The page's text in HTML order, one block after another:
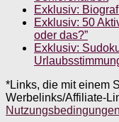
Exklusiv:
Exklusiv: 50
oder das?”
Exklusiv:
*Links, die mit einem
Werbelinks/Affiliate-
Nutzungsbedingungen